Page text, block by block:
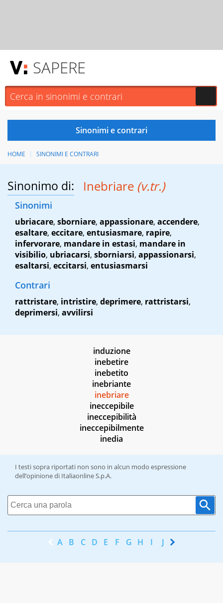
SAPERE
HOME SINONIMI E CONTRARI
Sinonimo di: Inebriare (v.tr.)
Sinonimi
ubriacare, sborniare, appassionare, accendere,
esaltare, eccitare, entusiasmare, rapire,
infervorare, mandare in estasi, mandare in
visibilio, ubriacarsi, sborniarsi, appassionarsi,
esaltarsi, eccitarsi, entusiasmarsi
Contrari
rattristare, intristire, deprimere, rattristarsi,
deprimersi, avvilirsi
induzione
inebetire
inebetito
inebriante
inebriare
ineccepibile
ineccepibilità
ineccepibilmente
inedia
I testi sopra riportati non sono in alcun modo espressione
dell’opinione di Italiaonline S.p.A.
A B C D E F G H I J K